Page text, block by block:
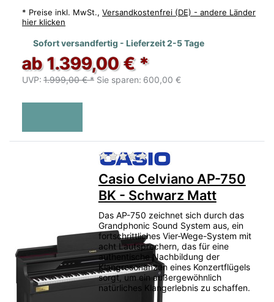
* Preise inkl. MwSt., Versandkostenfrei (DE) - andere Länder
hier klicken
Sofort versandfertig - Lieferzeit 2-5 Tage
ab 1.399,00 € *
UVP: 1.999,00 € * Sie sparen: 600,00 €
Zu diesem Produkt liegen
Casio Celviano AP-750
BK - Schwarz Matt
Das AP-750 zeichnet sich durch das
Grandphonic Sound System aus, ein
fortschrittliches Vier-Wege-System mit
acht Lautsprechern, das für eine
authentische Nachbildung der
Klangresonanzen eines Konzertflügels
sorgt, um ein außergewöhnlich
natürliches Klangerlebnis zu schaffen.